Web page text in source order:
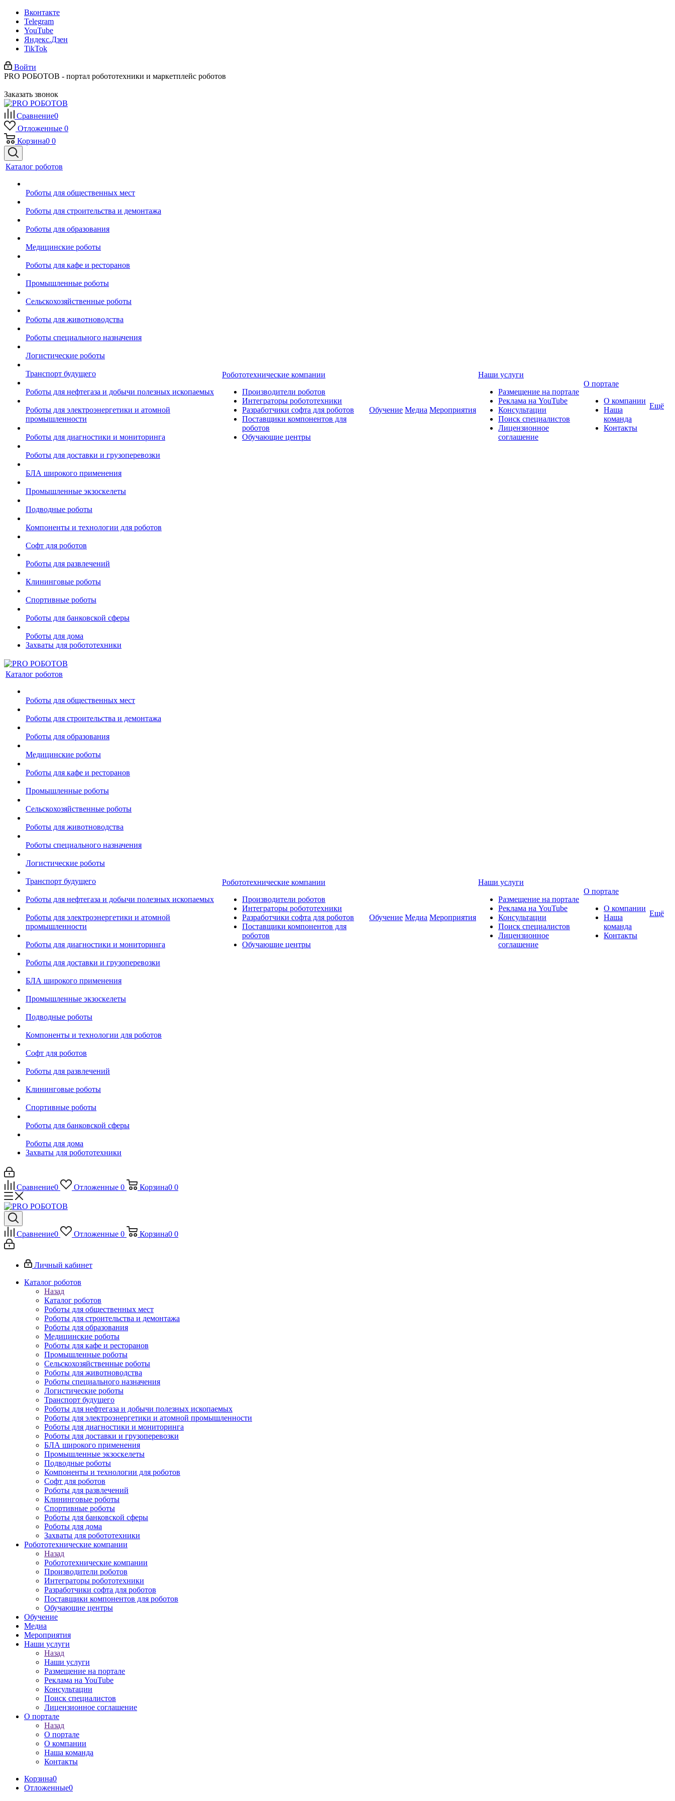
Вконтакте
Telegram
YouTube
Яндекс.Дзен
TikTok
Войти
PRO РОБОТОВ - портал робототехники и маркетплейс роботов
Заказать звонок
Сравнение0
Отложенные 0
Корзина0 0
Каталог роботов
Роботы для общественных мест
Роботы для строительства и демонтажа
Роботы для образования
Медицинские роботы
Роботы для кафе и ресторанов
Промышленные роботы
Сельскохозяйственные роботы
Роботы для животноводства
Роботы специального назначения
Логистические роботы
Транспорт будущего
Роботы для нефтегаза и добычи полезных ископаемых
Роботы для электроэнергетики и атомной
промышленности
Роботы для диагностики и мониторинга
Роботы для доставки и грузоперевозки
БЛА широкого применения
Промышленные экзоскелеты
Подводные роботы
Компоненты и технологии для роботов
Софт для роботов
Роботы для развлечений
Клининговые роботы
Спортивные роботы
Роботы для банковской сферы
Роботы для дома
Захваты для робототехники
Робототехнические компании
Производители роботов
Интеграторы робототехники
Разработчики софта для роботов
Поставщики компонентов для
роботов
Обучающие центры
Обучение Медиа Мероприятия
Наши услуги
Размещение на портале
Реклама на YouTube
Консультации
Поиск специалистов
Лицензионное
соглашение
О портале
О компании
Наша
команда
Контакты
Ещё
Каталог роботов
Роботы для общественных мест
Роботы для строительства и демонтажа
Роботы для образования
Медицинские роботы
Роботы для кафе и ресторанов
Промышленные роботы
Сельскохозяйственные роботы
Роботы для животноводства
Роботы специального назначения
Логистические роботы
Транспорт будущего
Роботы для нефтегаза и добычи полезных ископаемых
Роботы для электроэнергетики и атомной
промышленности
Роботы для диагностики и мониторинга
Роботы для доставки и грузоперевозки
БЛА широкого применения
Промышленные экзоскелеты
Подводные роботы
Компоненты и технологии для роботов
Софт для роботов
Роботы для развлечений
Клининговые роботы
Спортивные роботы
Роботы для банковской сферы
Роботы для дома
Захваты для робототехники
Робототехнические компании
Производители роботов
Интеграторы робототехники
Разработчики софта для роботов
Поставщики компонентов для
роботов
Обучающие центры
Обучение Медиа Мероприятия
Наши услуги
Размещение на портале
Реклама на YouTube
Консультации
Поиск специалистов
Лицензионное
соглашение
О портале
О компании
Наша
команда
Контакты
Ещё
Сравнение0 Отложенные 0 Корзина0 0
Сравнение0 Отложенные 0 Корзина0 0
Личный кабинет
Каталог роботов
Назад
Каталог роботов
Роботы для общественных мест
Роботы для строительства и демонтажа
Роботы для образования
Медицинские роботы
Роботы для кафе и ресторанов
Промышленные роботы
Сельскохозяйственные роботы
Роботы для животноводства
Роботы специального назначения
Логистические роботы
Транспорт будущего
Роботы для нефтегаза и добычи полезных ископаемых
Роботы для электроэнергетики и атомной промышленности
Роботы для диагностики и мониторинга
Роботы для доставки и грузоперевозки
БЛА широкого применения
Промышленные экзоскелеты
Подводные роботы
Компоненты и технологии для роботов
Софт для роботов
Роботы для развлечений
Клининговые роботы
Спортивные роботы
Роботы для банковской сферы
Роботы для дома
Захваты для робототехники
Робототехнические компании
Назад
Робототехнические компании
Производители роботов
Интеграторы робототехники
Разработчики софта для роботов
Поставщики компонентов для роботов
Обучающие центры
Обучение
Медиа
Мероприятия
Наши услуги
Назад
Наши услуги
Размещение на портале
Реклама на YouTube
Консультации
Поиск специалистов
Лицензионное соглашение
О портале
Назад
О портале
О компании
Наша команда
Контакты
Корзина0
Отложенные0